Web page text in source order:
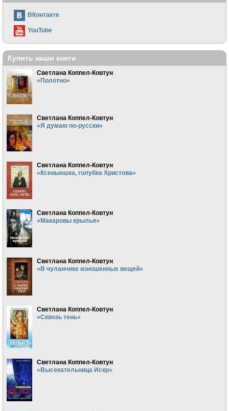
ВКонтакте
YouTube
Купить наши книги
Светлана Коппел-Ковтун
«Полотно»
Светлана Коппел-Ковтун
«Я думаю по-русски»
Светлана Коппел-Ковтун
«Ксеньюшка, голубка Христова»
Светлана Коппел-Ковтун
«Макаровы крылья»
Светлана Коппел-Ковтун
«В чуланчике изношенных вещей»
Светлана Коппел-Ковтун
«Сквозь тень»
Светлана Коппел-Ковтун
«Высекательница Искр»